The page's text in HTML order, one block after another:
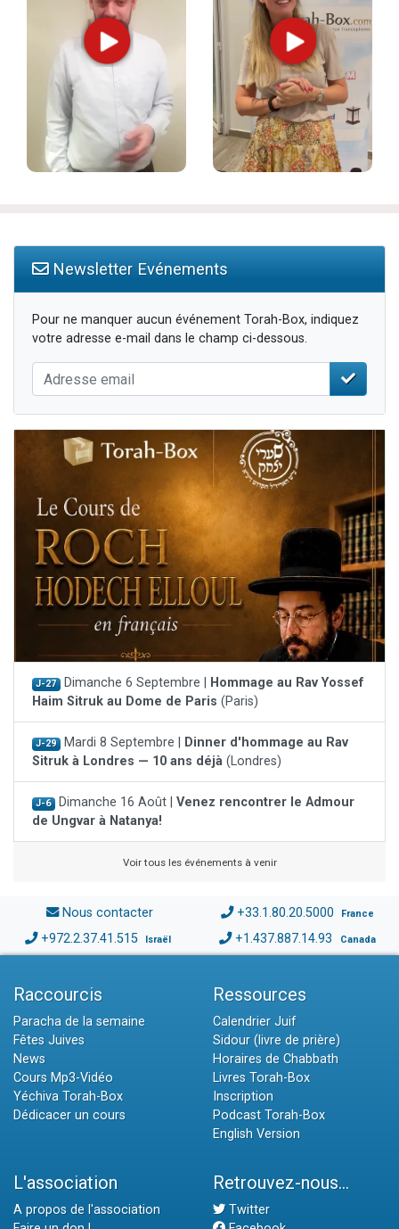
Newsletter Evénements
Pour ne manquer aucun événement Torah-Box, indiquez
votre adresse e-mail dans le champ ci-dessous.
J-27 Dimanche 6 Septembre |
Hommage au Rav Yossef
Haim Sitruk au Dome de Paris (Paris)
J-29 Mardi 8 Septembre |
Dinner d'hommage au Rav
Sitruk à Londres — 10 ans déjà (Londres)
J-6 Dimanche 16 Août | Venez rencontrer le Admour
de Ungvar à Natanya!
Voir tous les événements à venir
Nous contacter +33.1.80.20.5000 France
+972.2.37.41.515 Israël +1.437.887.14.93 Canada
Raccourcis
Paracha de la semaine
Fêtes Juives
News
Cours Mp3-Vidéo
Yéchiva Torah-Box
Dédicacer un cours
Ressources
Calendrier Juif
Sidour (livre de prière)
Horaires de Chabbath
Livres Torah-Box
Inscription
Podcast Torah-Box
English Version
L'association
A propos de l'association
Retrouvez-nous...
Twitter